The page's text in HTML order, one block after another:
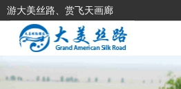
游大美丝路、赏飞天画廊